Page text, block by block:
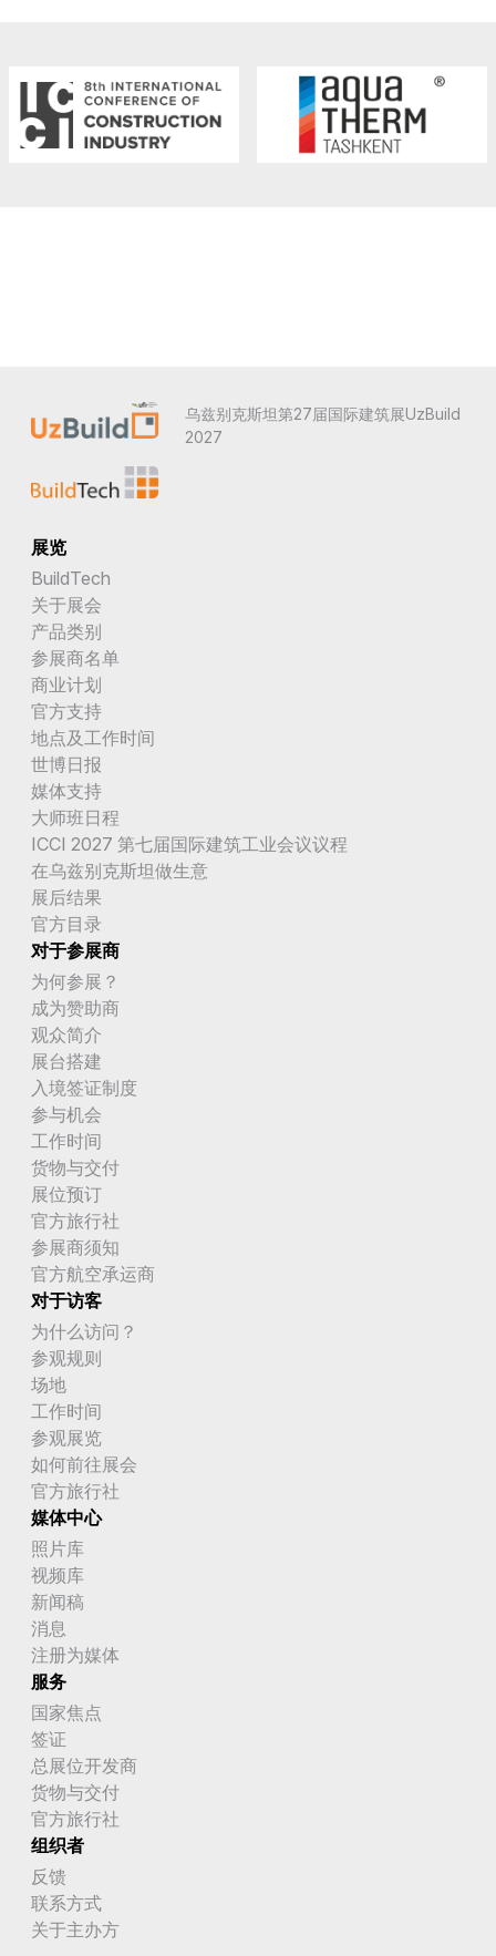
乌兹别克斯坦第27届国际建筑展UzBuild
2027
展览
BuildTech
关于展会
产品类别
参展商名单
商业计划
官方支持
地点及工作时间
世博日报
媒体支持
大师班日程
ICCI 2027 第七届国际建筑工业会议议程
在乌兹别克斯坦做生意
展后结果
官方目录
对于参展商
为何参展？
成为赞助商
观众简介
展台搭建
入境签证制度
参与机会
工作时间
货物与交付
展位预订
官方旅行社
参展商须知
官方航空承运商
对于访客
为什么访问？
参观规则
场地
工作时间
参观展览
如何前往展会
官方旅行社
媒体中心
照片库
视频库
新闻稿
消息
注册为媒体
服务
国家焦点
签证
总展位开发商
货物与交付
官方旅行社
组织者
反馈
联系方式
关于主办方